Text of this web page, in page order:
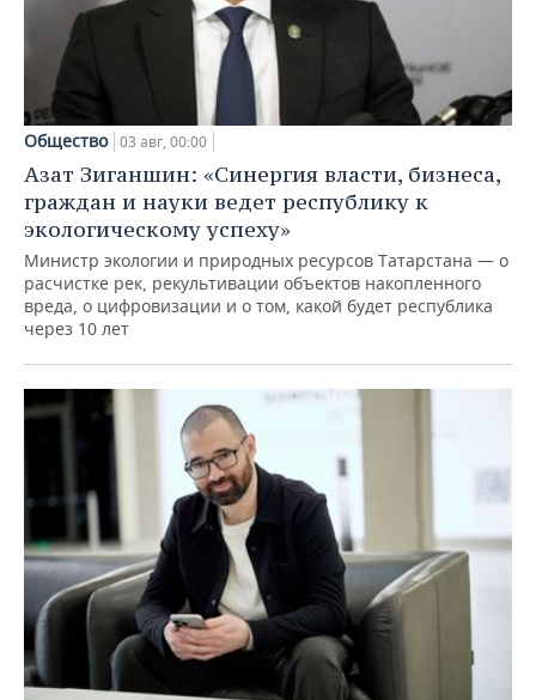
Общество 03 авг, 00:00
Азат Зиганшин: «Синергия власти, бизнеса,
граждан и науки ведет республику к
экологическому успеху»
Министр экологии и природных ресурсов Татарстана — о
расчистке рек, рекультивации объектов накопленного
вреда, о цифровизации и о том, какой будет республика
через 10 лет